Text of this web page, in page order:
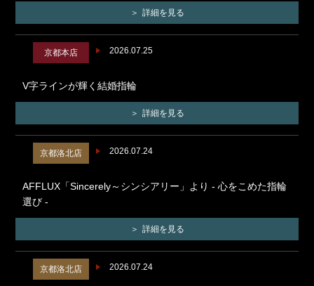
詳細を見る
2026.07.25
京都本店
V字ラインが輝く結婚指輪
詳細を見る
2026.07.24
京都洛北店
AFFLUX「Sincerely～シンシアリー」より - 心をこめた指輪
選び -
詳細を見る
2026.07.24
京都洛北店